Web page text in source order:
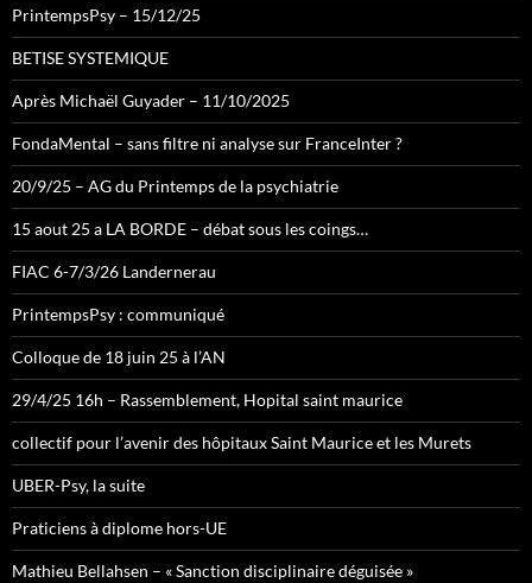
PrintempsPsy – 15/12/25
BETISE SYSTEMIQUE
Après Michaël Guyader – 11/10/2025
FondaMental – sans filtre ni analyse sur FranceInter ?
20/9/25 – AG du Printemps de la psychiatrie
15 aout 25 a LA BORDE – débat sous les coings…
FIAC 6-7/3/26 Landernerau
PrintempsPsy : communiqué
Colloque de 18 juin 25 à l’AN
29/4/25 16h – Rassemblement, Hopital saint maurice
collectif pour l’avenir des hôpitaux Saint Maurice et les Murets
UBER-Psy, la suite
Praticiens à diplome hors-UE
Mathieu Bellahsen – « Sanction disciplinaire déguisée »